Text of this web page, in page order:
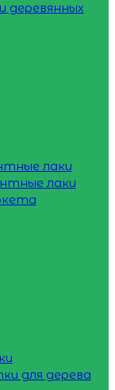
деревянных
лаки
лаки
для дерева